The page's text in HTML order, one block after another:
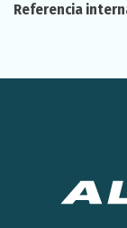
Referencia